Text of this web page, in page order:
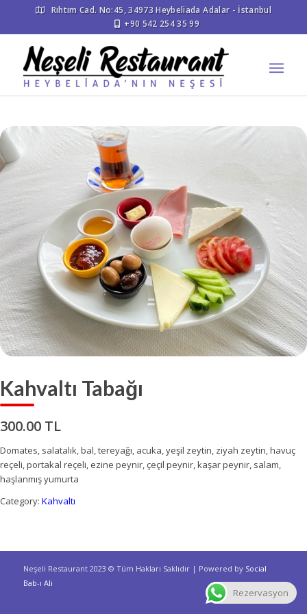
Rıhtım Cad. No:45, 34973 Heybeliada Adalar - İstanbul
+90 542 254 35 99
Kahvaltı Tabağı
300.00 TL
Domates, salatalık, bal, tereyağı, acuka, yeşil zeytin, ziyah zeytin, havuç
reçeli, portakal reçeli, ezine peynir, çeçil peynir, kaşar peynir, salam,
haşlanmış yumurta
Category: Kahvaltı
Neşeli Restaurant 2023 © Tüm Hakları Saklıdır | Powered by Social
Bab-ı Ali
Rezervasyon